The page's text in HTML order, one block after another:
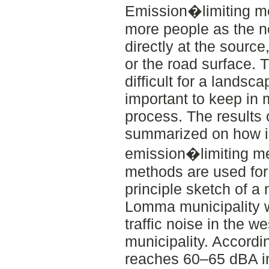
Emission�limiting
more people as the
directly at the
or the road surface.
difficult for a
important to keep in
process. The results
summarized on how
emission�limiting
methods are used
principle sketch of a
Lomma municipality
traffic noise in the
municipality.
reaches 60–65 dBA